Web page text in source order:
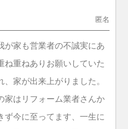
匿名
が家も営業者の不誠実にあ
ね重ねありお願いしていた
家が出来上がりました。
家はリフォーム業者さんか
ず今に至ってます、一生に